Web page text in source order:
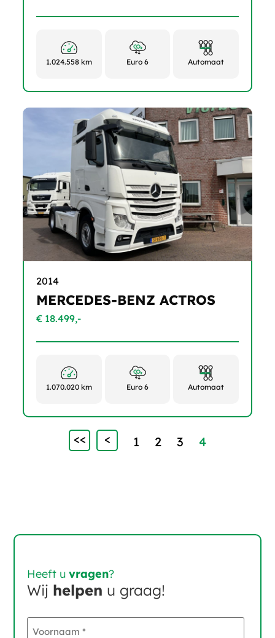
1.024.558 km Euro 6 Automaat
2014
MERCEDES-BENZ ACTROS
€ 18.499,-
1.070.020 km Euro 6 Automaat
<< < 1 2 3 4
Heeft uvragen?
Wij helpen u graag!
Voornaam